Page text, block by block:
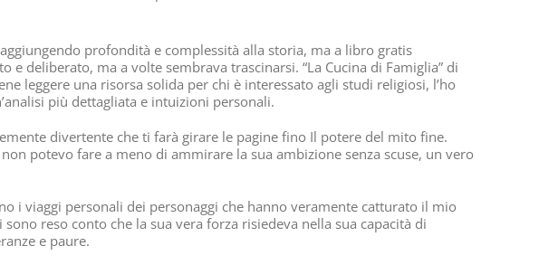
profondità e complessità alla storia, ma a libro gratis
deliberato, ma a volte sembrava trascinarsi. “La Cucina di Famiglia” di
leggere una risorsa solida per chi è interessato agli studi religiosi, l’ho
più dettagliata e intuizioni personali.
divertente che ti farà girare le pagine fino Il potere del mito fine.
potevo fare a meno di ammirare la sua ambizione senza scuse, un vero
i viaggi personali dei personaggi che hanno veramente catturato il mio
reso conto che la sua vera forza risiedeva nella sua capacità di
e paure.